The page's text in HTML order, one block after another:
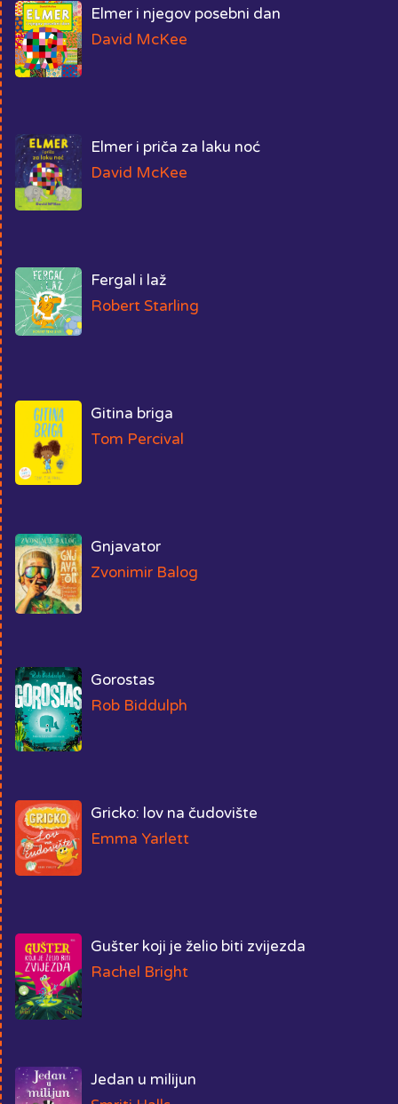
Elmer i njegov posebni dan
David McKee
Elmer i priča za laku noć
David McKee
Fergal i laž
Robert Starling
Gitina briga
Tom Percival
Gnjavator
Zvonimir Balog
Gorostas
Rob Biddulph
Gricko: lov na čudovište
Emma Yarlett
Gušter koji je želio biti zvijezda
Rachel Bright
Jedan u milijun